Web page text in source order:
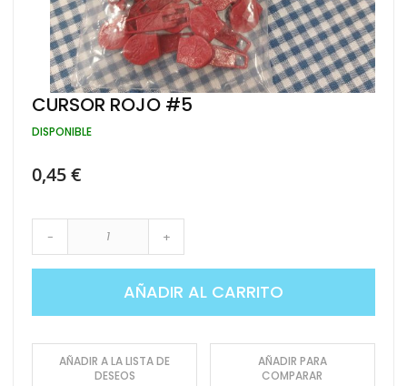
Saltar
al
comienzo
galería
CURSOR ROJO #5
DISPONIBLE
0,45 €
- +
AÑADIR AL CARRITO
AÑADIR A LA LISTA DE
DESEOS
AÑADIR PARA
COMPARAR